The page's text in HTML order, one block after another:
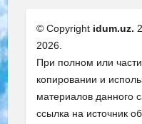
© Copyright idum.uz.
2026.
При полном или
копировании и
материалов данного
ссылка на источник